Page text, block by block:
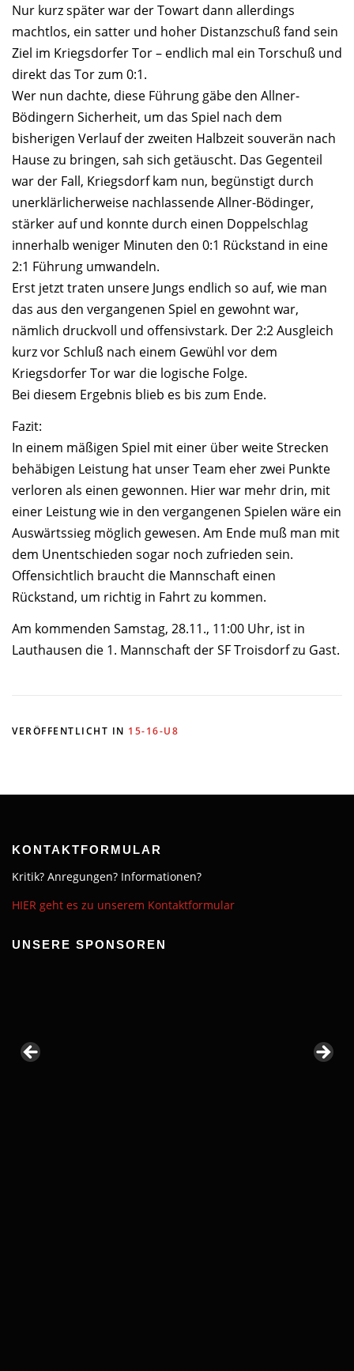
Nur kurz später war der Towart dann allerdings
machtlos, ein satter und hoher Distanzschuß fand sein
Ziel im Kriegsdorfer Tor – endlich mal ein Torschuß und
direkt das Tor zum 0:1.
Wer nun dachte, diese Führung gäbe den Allner-
Bödingern Sicherheit, um das Spiel nach dem
bisherigen Verlauf der zweiten Halbzeit souverän nach
Hause zu bringen, sah sich getäuscht. Das Gegenteil
war der Fall, Kriegsdorf kam nun, begünstigt durch
unerklärlicherweise nachlassende Allner-Bödinger,
stärker auf und konnte durch einen Doppelschlag
innerhalb weniger Minuten den 0:1 Rückstand in eine
2:1 Führung umwandeln.
Erst jetzt traten unsere Jungs endlich so auf, wie man
das aus den vergangenen Spiel en gewohnt war,
nämlich druckvoll und offensivstark. Der 2:2 Ausgleich
kurz vor Schluß nach einem Gewühl vor dem
Kriegsdorfer Tor war die logische Folge.
Bei diesem Ergebnis blieb es bis zum Ende.
Fazit:
In einem mäßigen Spiel mit einer über weite Strecken
behäbigen Leistung hat unser Team eher zwei Punkte
verloren als einen gewonnen. Hier war mehr drin, mit
einer Leistung wie in den vergangenen Spielen wäre ein
Auswärtssieg möglich gewesen. Am Ende muß man mit
dem Unentschieden sogar noch zufrieden sein.
Offensichtlich braucht die Mannschaft einen
Rückstand, um richtig in Fahrt zu kommen.
Am kommenden Samstag, 28.11., 11:00 Uhr, ist in
Lauthausen die 1. Mannschaft der SF Troisdorf zu Gast.
VERÖFFENTLICHT IN 15-16-U8
KONTAKTFORMULAR
Kritik? Anregungen? Informationen?
HIER geht es zu unserem Kontaktformular
UNSERE SPONSOREN